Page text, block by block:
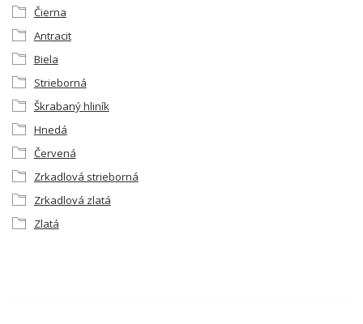
Čierna
Antracit
Biela
Strieborná
Škrabaný hliník
Hnedá
Červená
Zrkadlová strieborná
Zrkadlová zlatá
Zlatá